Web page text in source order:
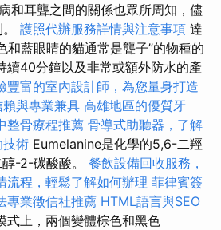
和耳聾之間的關係也眾所周知，儘
護照代辦服務詳情與注意事項 達
和藍眼睛的貓通常是聾子”的物種的
續40分鐘以及非常或額外防水的產
豐富的室內設計師，為您量身打造
與專業兼具 高雄地區的優質牙
整骨療程推薦 骨導式助聽器，了解
技術 Eumelanine是化學的5,6-二羥
-2-碳酸酸。 餐飲設備回收服務，
流程，輕鬆了解如何辦理 菲律賓簽
專業徵信社推薦 HTML語言與SEO
式上，兩個變體棕色和黑色